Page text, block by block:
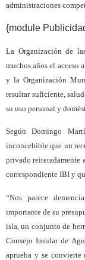
administraciones
{module
La Organización de
muchos años el acceso
y la Organización
resultar suficiente,
su uso personal y
Según Domingo
inconcebible que un
privado reiteradamente
correspondiente IBI y
“Nos parece
importante de su
isla, un conjunto de
Consejo Insular de
aprueba y se convierte